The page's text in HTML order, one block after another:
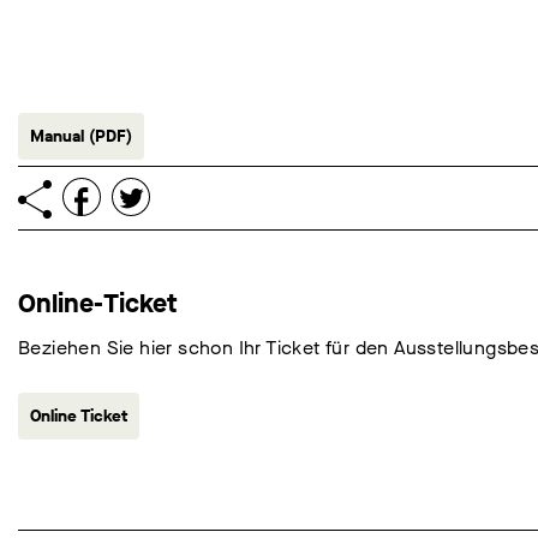
Manual (PDF)
Online-Ticket
Beziehen Sie hier schon Ihr Ticket für den
Online Ticket